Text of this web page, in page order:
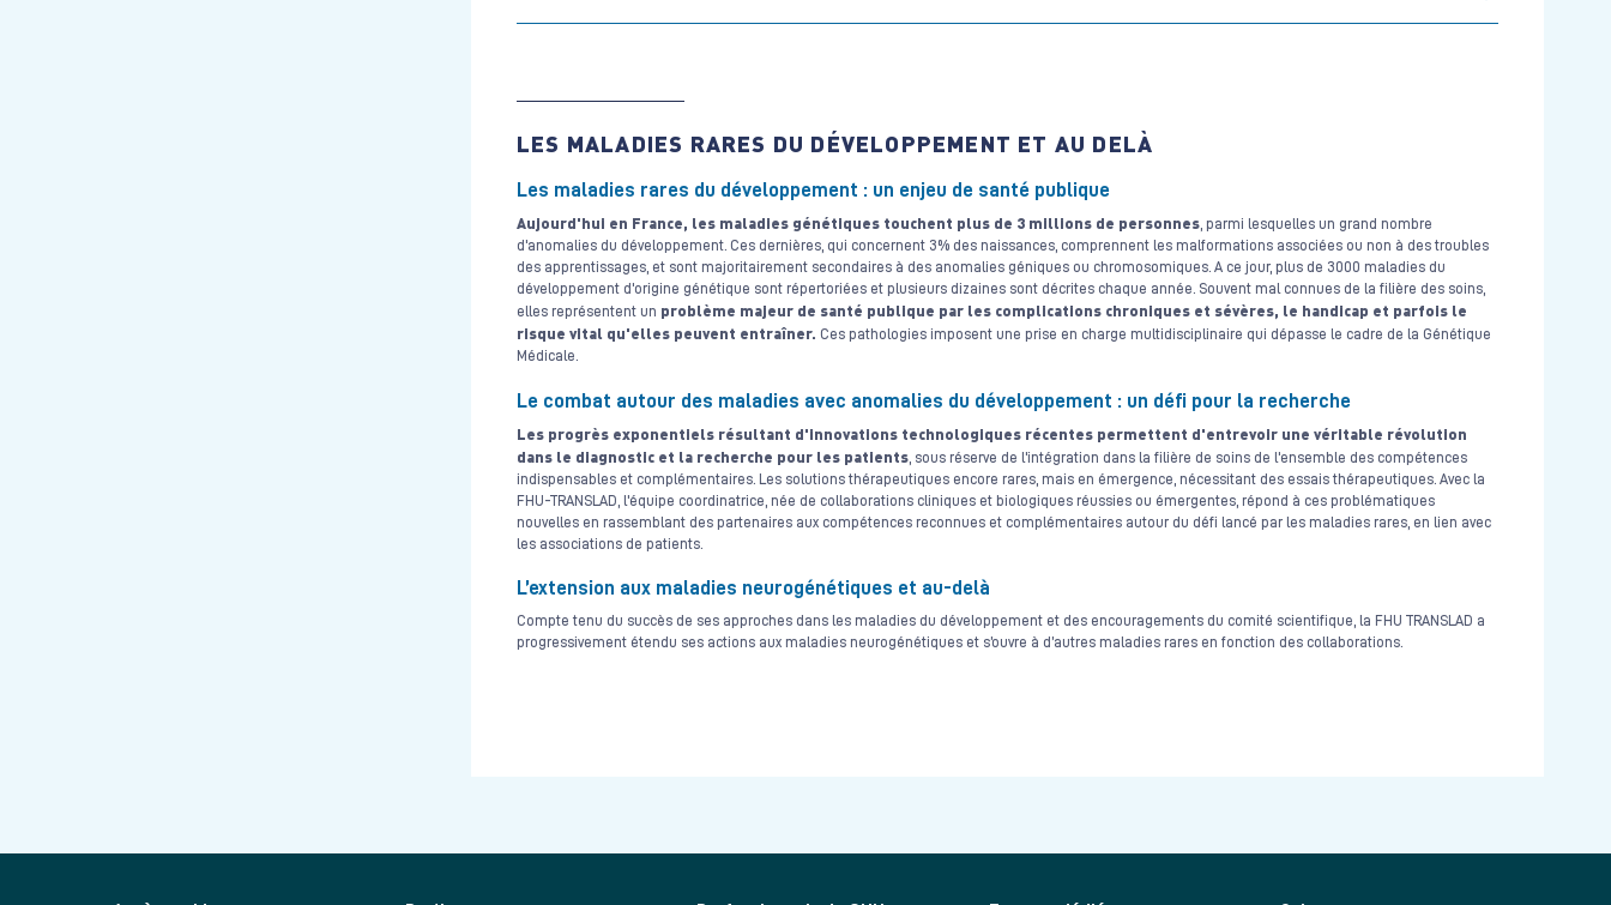
LES MALADIES RARES DU DÉVELOPPEMENT ET AU DELÀ
Les maladies rares du développement : un enjeu de santé publique
Aujourd'hui en France, les maladies génétiques touchent plus de 3 millions de personnes, parmi lesquelles un grand nombre
d'anomalies du développement. Ces dernières, qui concernent 3% des naissances, comprennent les malformations associées ou non à des troubles
des apprentissages, et sont majoritairement secondaires à des anomalies géniques ou chromosomiques. A ce jour, plus de 3000 maladies du
développement d'origine génétique sont répertoriées et plusieurs dizaines sont décrites chaque année. Souvent mal connues de la filière des soins,
elles représentent un problème majeur de santé publique par les complications chroniques et sévères, le handicap et parfois le
risque vital qu'elles peuvent entraîner. Ces pathologies imposent une prise en charge multidisciplinaire qui dépasse le cadre de la Génétique
Médicale.
Le combat autour des maladies avec anomalies du développement : un défi pour la recherche
Les progrès exponentiels résultant d'innovations technologiques récentes permettent d'entrevoir une véritable révolution
dans le diagnostic et la recherche pour les patients, sous réserve de l'intégration dans la filière de soins de l'ensemble des compétences
indispensables et complémentaires. Les solutions thérapeutiques encore rares, mais en émergence, nécessitant des essais thérapeutiques. Avec la
FHU-TRANSLAD, l'équipe coordinatrice, née de collaborations cliniques et biologiques réussies ou émergentes, répond à ces problématiques
nouvelles en rassemblant des partenaires aux compétences reconnues et complémentaires autour du défi lancé par les maladies rares, en lien avec
les associations de patients.
L’extension aux maladies neurogénétiques et au-delà
Compte tenu du succès de ses approches dans les maladies du développement et des encouragements du comité scientifique, la FHU TRANSLAD a
progressivement étendu ses actions aux maladies neurogénétiques et s’ouvre à d’autres maladies rares en fonction des collaborations.